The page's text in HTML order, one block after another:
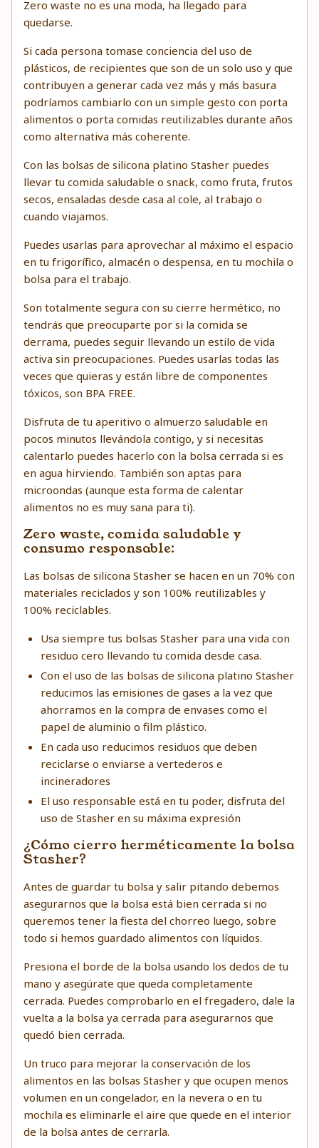
Zero waste no es una moda, ha llegado para
quedarse.
Si cada persona tomase conciencia del uso de
plásticos, de recipientes que son de un solo uso y que
contribuyen a generar cada vez más y más basura
podríamos cambiarlo con un simple gesto con porta
alimentos o porta comidas reutilizables durante años
como alternativa más coherente.
Con las bolsas de silicona platino Stasher puedes
llevar tu comida saludable o snack, como fruta, frutos
secos, ensaladas desde casa al cole, al trabajo o
cuando viajamos.
Puedes usarlas para aprovechar al máximo el espacio
en tu frigorífico, almacén o despensa, en tu mochila o
bolsa para el trabajo.
Son totalmente segura con su cierre hermético, no
tendrás que preocuparte por si la comida se
derrama, puedes seguir llevando un estilo de vida
activa sin preocupaciones. Puedes usarlas todas las
veces que quieras y están libre de componentes
tóxicos, son BPA FREE.
Disfruta de tu aperitivo o almuerzo saludable en
pocos minutos llevándola contigo, y si necesitas
calentarlo puedes hacerlo con la bolsa cerrada si es
en agua hirviendo. También son aptas para
microondas (aunque esta forma de calentar
alimentos no es muy sana para ti).
Zero waste, comida saludable y
consumo responsable:
Las bolsas de silicona Stasher se hacen en un 70% con
materiales reciclados y son 100% reutilizables y
100% reciclables.
Usa siempre tus bolsas Stasher para una vida con
residuo cero llevando tu comida desde casa.
Con el uso de las bolsas de silicona platino Stasher
reducimos las emisiones de gases a la vez que
ahorramos en la compra de envases como el
papel de aluminio o film plástico.
En cada uso reducimos residuos que deben
reciclarse o enviarse a vertederos e
incineradores
El uso responsable está en tu poder, disfruta del
uso de Stasher en su máxima expresión
¿Cómo cierro herméticamente la bolsa
Stasher?
Antes de guardar tu bolsa y salir pitando debemos
asegurarnos que la bolsa está bien cerrada si no
queremos tener la fiesta del chorreo luego, sobre
todo si hemos guardado alimentos con líquidos.
Presiona el borde de la bolsa usando los dedos de tu
mano y asegúrate que queda completamente
cerrada. Puedes comprobarlo en el fregadero, dale la
vuelta a la bolsa ya cerrada para asegurarnos que
quedó bien cerrada.
Un truco para mejorar la conservación de los
alimentos en las bolsas Stasher y que ocupen menos
volumen en un congelador, en la nevera o en tu
mochila es eliminarle el aire que quede en el interior
de la bolsa antes de cerrarla.